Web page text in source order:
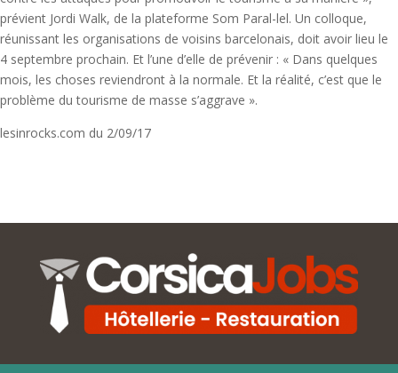
prévient Jordi Walk, de la plateforme Som Paral-lel. Un colloque,
réunissant les organisations de voisins barcelonais, doit avoir lieu le
4 septembre prochain. Et l’une d’elle de prévenir : « Dans quelques
mois, les choses reviendront à la normale. Et la réalité, c’est que le
problème du tourisme de masse s’aggrave ».
lesinrocks.com du 2/09/17